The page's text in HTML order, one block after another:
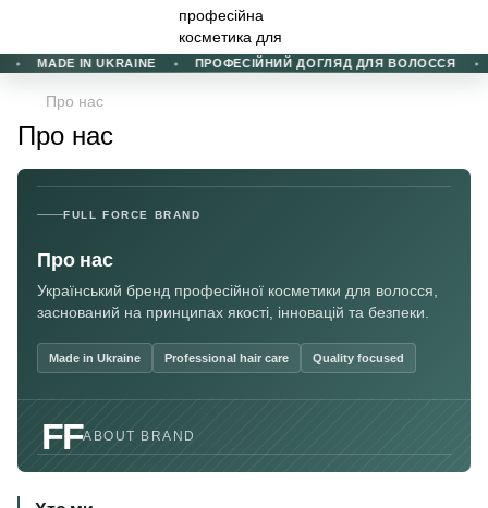
MADE IN UKRAINE ПРОФЕСІЙНИЙ ДОГЛЯД ДЛЯ ВОЛОССЯ
Про нас
Про нас
FULL FORCE BRAND
Про нас
Український бренд професійної косметики для волосся,
заснований на принципах якості, інновацій та безпеки.
Made in Ukraine Professional hair care Quality focused
FFABOUT BRAND